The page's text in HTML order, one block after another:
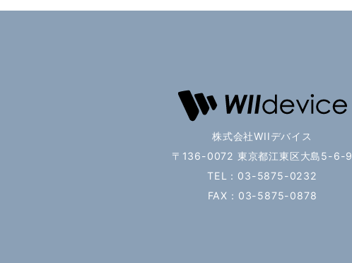
株式会社WIIデバイス
〒136-0072 東京都江東区大島5-6-9
TEL：03-5875-0232
FAX：03-5875-0878